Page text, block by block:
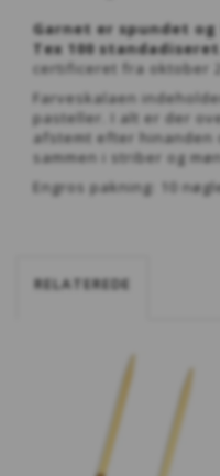
Garnet er spundet og
Tex 100 standadiseret
certificeret fra oktober
Farveskalaen
pasteller. I alt er der
afstemt efter hinanden
sammen i striber og
Engros pakning: 10
RELATEREDE